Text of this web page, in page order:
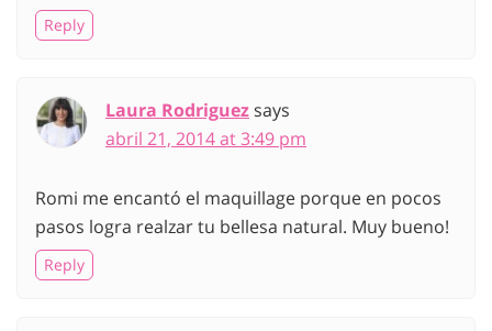
Reply
Laura Rodriguezsays
abril 21, 2014 at 3:49 pm
Romi me encantó el maquillage porque en pocos
pasos logra realzar tu bellesa natural. Muy bueno!
Reply